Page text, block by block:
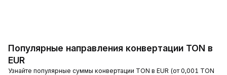
Популярные направления конвертации TON в
EUR
Узнайте популярные суммы конвертации TON в EUR (от 0,001 TON